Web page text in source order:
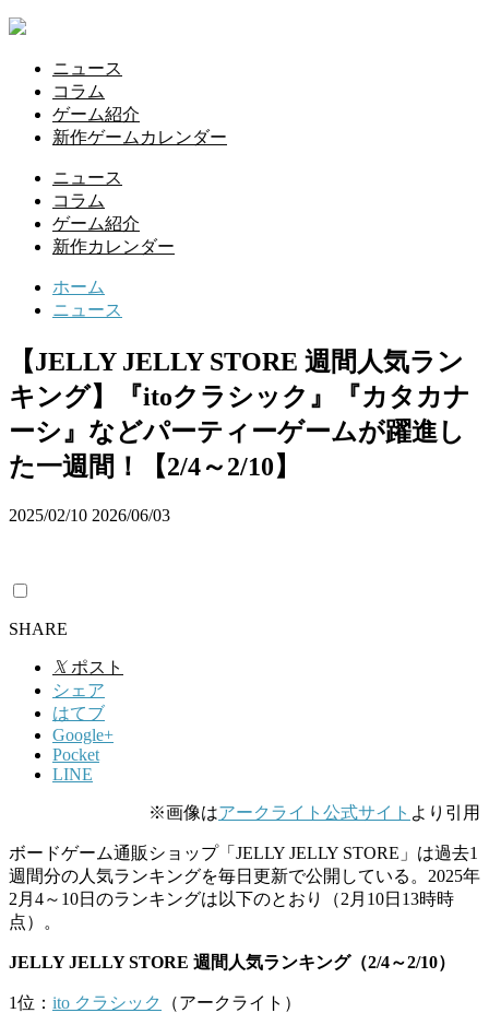
ニュース
コラム
ゲーム紹介
新作ゲームカレンダー
ニュース
コラム
ゲーム紹介
新作カレンダー
ホーム
ニュース
【JELLY JELLY STORE 週間人気ラン
キング】『itoクラシック』『カタカナ
ーシ』などパーティーゲームが躍進し
た一週間！【2/4～2/10】
2025/02/10 2026/06/03
SHARE
𝕏 ポスト
シェア
はてブ
Google+
Pocket
LINE
※画像はアークライト公式サイト より引用
ボードゲーム通販ショップ「JELLY JELLY STORE」は過去1
週間分の人気ランキングを毎日更新で公開している。2025年
2月4～10日のランキングは以下のとおり（2月10日13時時
点）。
JELLY JELLY STORE 週間人気ランキング（2/4～2/10）
1位： ito クラシック
（アークライト）